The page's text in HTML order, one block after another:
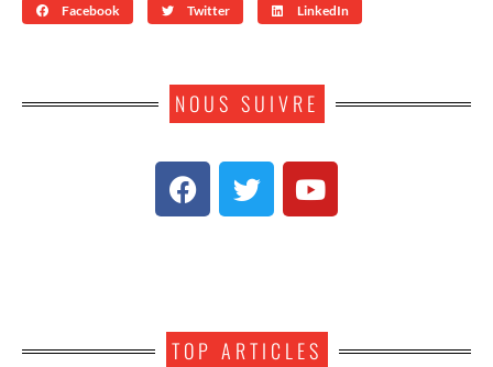
Facebook Twitter LinkedIn
NOUS SUIVRE
TOP ARTICLES